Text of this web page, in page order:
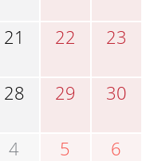
21 22 23
28 29 30
4 5 6